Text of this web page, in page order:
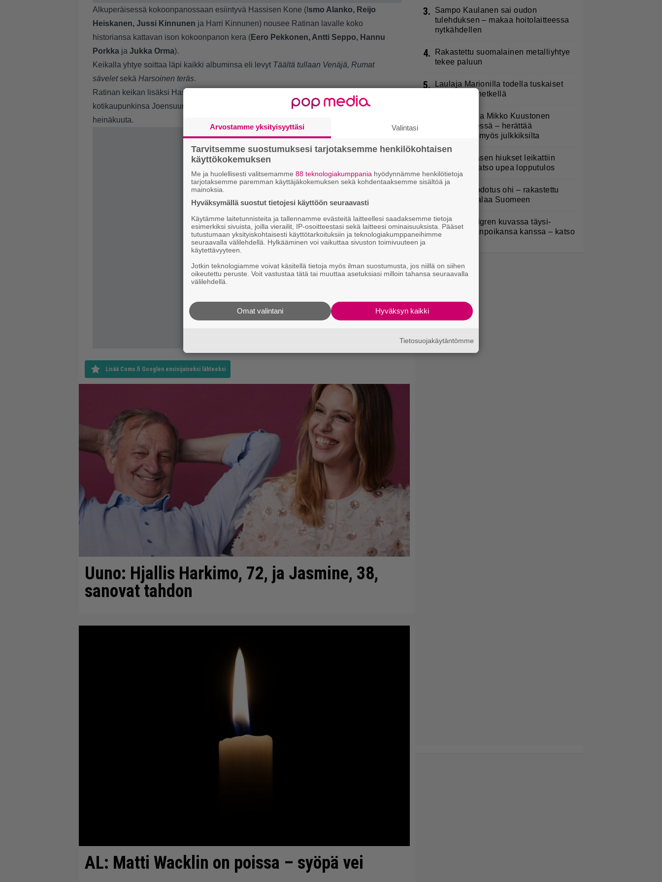
Alkuperäisessä kokoonpanossaan esiintyvä Hassisen Kone (I smo Alanko, Reijo
Heiskanen, Jussi Kinnunen ja Harri Kinnunen) nousee Ratinan lavalle koko
historiansa kattavan ison kokoonpanon kera (Eero Pekkonen, Antti Seppo, Hannu
Porkka ja Jukka Orma).
Keikalla yhtye soittaa läpi kaikki albuminsa eli levyt Täältä tullaan Venäjä, Rumat
säveletsekä Harsoinen teräs.
Ratinan keikan lisäksi Hassisen Kone esiintyy kesäkuussa loppuunmyydyillä keikoilla
kotikaupunkinsa Joensuun Kerubissa ja Seinäjoella Provinssi-festivaalilla lauantaina 2.
heinäkuuta.
Lisää Como.fi Googlen ensisijaiseksi lähteeksi
Uuno: Hjallis Harkimo, 72, ja Jasmine, 38,
sanovat tahdon
AL: Matti Wacklin on poissa – syöpä vei
3.
Sampo Kaulanen sai oudon
tulehduksen – makaa hoitolaitteessa
nytkähdellen
4.
Rakastettu suomalainen metalliyhtye
tekee paluun
5.
Laulaja Marionilla todella tuskaiset
paikat tällä hetkellä
Katja Ståhl ja Mikko Kuustonen
jälleen yhdessä – herättää
kysymyksiä myös julkkiksilta
Kerttu Rissasen hiukset leikattiin
lyhyeksi – katso upea lopputulos
25 vuoden odotus ohi – rakastettu
rockyhtye palaa Suomeen
9. Helena Lindgren kuvassa täysi-
ikäisen pojanpoikansa kanssa – katso
Arvostamme yksityisyyttäsi Valintasi
Tarvitsemme suostumuksesi tarjotaksemme henkilökohtaisen
käyttökokemuksen
Me ja huolellisesti valitsemamme 88 teknologiakumppania hyödynnämme henkilötietoja
tarjotaksemme paremman käyttäjäkokemuksen sekä kohdentaaksemme sisältöä ja
mainoksia.
Hyväksymällä suostut tietojesi käyttöön seuraavasti
Käytämme laitetunnisteita ja tallennamme evästeitä laitteellesi saadaksemme tietoja
esimerkiksi sivuista, joilla vierailit, IP-osoitteestasi sekä laitteesi ominaisuuksista. Pääset
tutustumaan yksityiskohtaisesti käyttötarkoituksiin ja teknologiakumppaneihimme
seuraavalla välilehdellä. Hylkääminen voi vaikuttaa sivuston toimivuuteen ja
käytettävyyteen.
Jotkin teknologiamme voivat käsitellä tietoja myös ilman suostumusta, jos niillä on siihen
oikeutettu peruste. Voit vastustaa tätä tai muuttaa asetuksiasi milloin tahansa seuraavalla
välilehdellä.
Hyväksyn kaikki
Omat valintani
Tietosuojakäytäntömme